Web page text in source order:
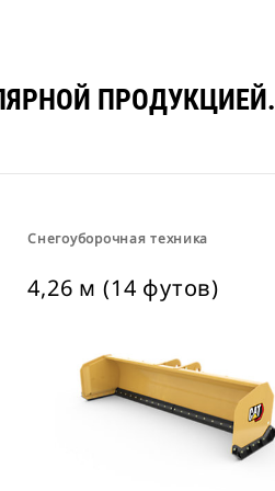
ПРОДУКЦИЕЙ.
Снегоуборочная техника
4,26 м (14 футов)